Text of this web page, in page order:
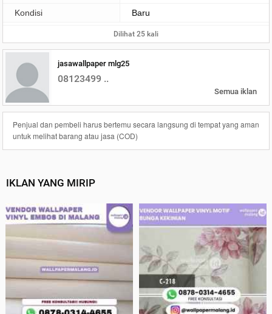
Kondisi
Baru
Dilihat 25 kali
jasawallpaper mlg25
08123499 ..
Semua iklan
Penjual dan pembeli harus bertemu secara langsung di tempat yang aman
untuk melihat barang atau jasa (COD)
IKLAN YANG MIRIP